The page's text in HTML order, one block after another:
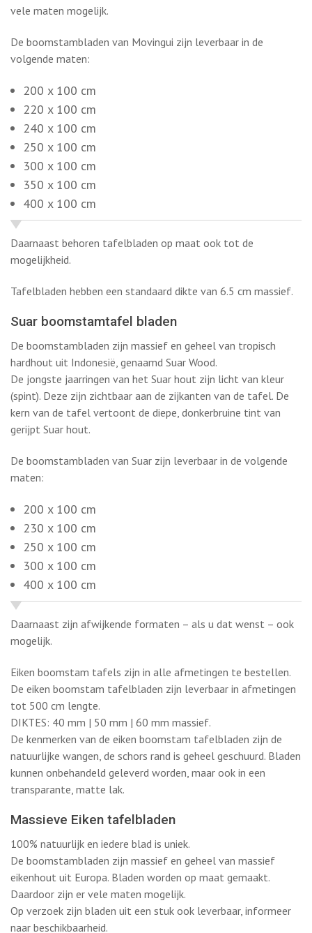
volgende maten:
200 x 100 cm
220 x 100 cm
240 x 100 cm
250 x 100 cm
300 x 100 cm
350 x 100 cm
400 x 100 cm
Daarnaast behoren tafelbladen op maat ook tot de
Tafelbladen hebben een standaard dikte van 6.5 cm massief.
De boomstambladen zijn massief en geheel van tropisch
hardhout uit Indonesië, genaamd Suar Wood.
(spint). Deze zijn zichtbaar aan de zijkanten van de tafel. De
kern van de tafel vertoont de diepe, donkerbruine tint van
gerijpt Suar hout.
De boomstambladen van Suar zijn leverbaar in de volgende
maten:
200 x 100 cm
230 x 100 cm
250 x 100 cm
300 x 100 cm
400 x 100 cm
Daarnaast zijn afwijkende formaten – als u dat wenst – ook
Eiken boomstam tafels zijn in alle afmetingen te bestellen.
De eiken boomstam tafelbladen zijn leverbaar in afmetingen
DIKTES: 40 mm | 50 mm | 60 mm massief.
De kenmerken van de eiken boomstam tafelbladen zijn de
natuurlijke wangen, de schors rand is geheel geschuurd. Bladen
kunnen onbehandeld geleverd worden, maar ook in een
transparante, matte lak.
Massieve Eiken tafelbladen
100% natuurlijk en iedere blad is uniek.
De boomstambladen zijn massief en geheel van massief
Daardoor zijn er vele maten mogelijk.
Op verzoek zijn bladen uit een stuk ook leverbaar, informeer
naar beschikbaarheid.
De boomstambladen van eikenhout zijn leverbaar in de
volgende maten: